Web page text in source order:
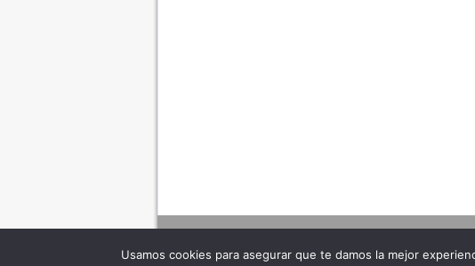
Usamos cookies para asegurar que te damos la mejor